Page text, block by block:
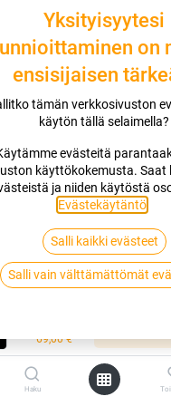
69,00€
Haku
KUMHO WINTERCRAFT
75T KUMHO
WP52
Saatavilla
Yksityisyytesi
on
ensisijaisen
tämän verkkosivuston
käytön tällä selaimella?
evästeitä
käyttökokemusta. Saat
ja niiden käytöstä
Evästekäytäntö
Salli kaikki evästeet
Salli vain välttämättömät